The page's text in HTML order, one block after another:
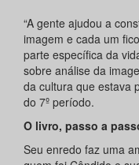
“A gente ajudou a
imagem e cada um
parte específica da
sobre análise da
da cultura que estava
do 7º período.
O livro, passo a
Seu enredo faz uma